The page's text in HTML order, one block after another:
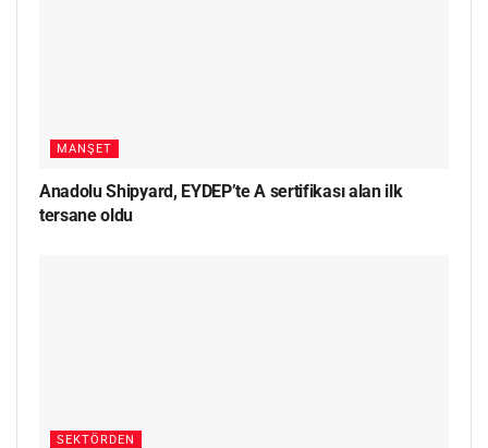
MANŞET
Anadolu Shipyard, EYDEP’te A sertifikası alan ilk
tersane oldu
SEKTÖRDEN